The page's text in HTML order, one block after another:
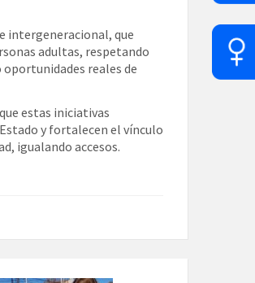
intergeneracional, que
adultas, respetando
reales de
estas iniciativas
y fortalecen el vínculo
igualando accesos.